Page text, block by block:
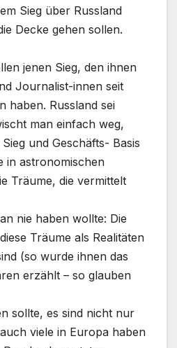
Sieg über Russland
Decke gehen sollen.
jenen Sieg, den ihnen
Journalist-innen seit
haben. Russland sei
man einfach weg,
und Geschäfts- Basis
in astronomischen
Träume, die vermittelt
nie haben wollte: Die
Träume als Realitäten
(so wurde ihnen das
erzählt – so glauben
sollte, es sind nicht nur
viele in Europa haben